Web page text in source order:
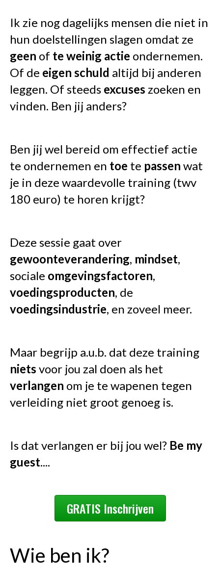
Ik zie nog dagelijks mensen die niet in
hun doelstellingen slagen omdat ze
geen of te weinig actie ondernemen.
Of de eigen schuld altijd bij anderen
leggen. Of steeds excuses zoeken en
vinden. Ben jij anders?
Ben jij wel bereid om effectief actie
te ondernemen en toe te passen wat
je in deze waardevolle training (twv
180 euro) te horen krijgt?
Deze sessie gaat over
gewoonteverandering, mindset,
sociale omgevingsfactoren,
voedingsproducten, de
voedingsindustrie, en zoveel meer.
Maar begrijp a.u.b. dat deze training
niets voor jou zal doen als het
verlangen om je te wapenen tegen
verleiding niet groot genoeg is.
Is dat verlangen er bij jou wel? Be my
guest....
GRATIS Inschrijven
Wie ben ik?